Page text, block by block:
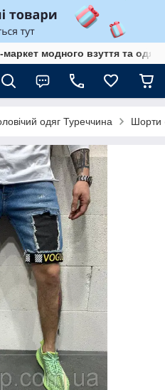
маркет модного взуття та
одяг Туреччина Шорти